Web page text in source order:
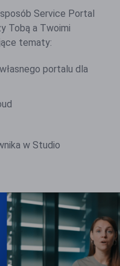
Service Portal
Tobą a Twoimi
tematy:
portalu dla
w Studio